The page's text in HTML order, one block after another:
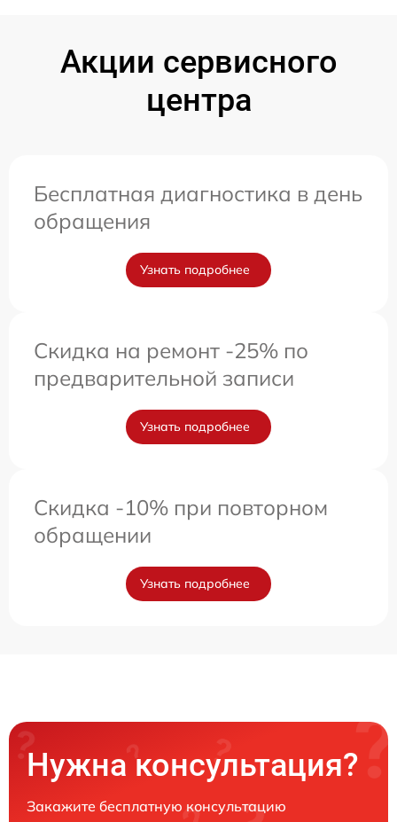
Акции сервисного
центра
Бесплатная диагностика в день
обращения
Узнать подробнее
Скидка на ремонт -25% по
предварительной записи
Узнать подробнее
Скидка -10% при повторном
обращении
Узнать подробнее
Нужна консультация?
Закажите бесплатную консультацию